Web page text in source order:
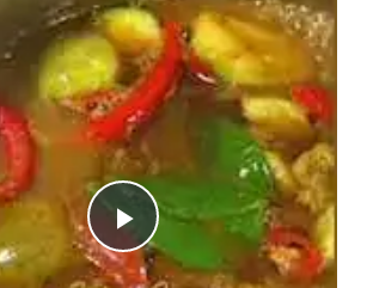
Play